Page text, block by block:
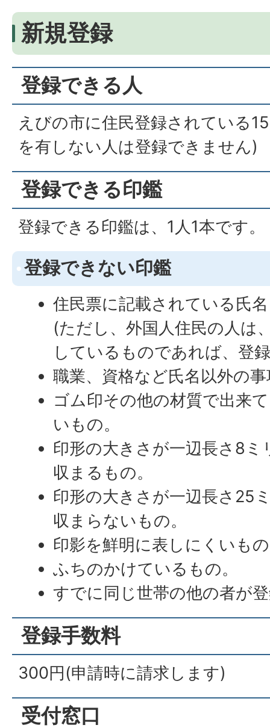
新規登録
登録できる人
えびの市に住民登録されている
を有しない人は登録できません)
登録できる印鑑
登録できる印鑑は、1人1本です。
登録できない印鑑
住民票に記載されている氏
(ただし、外国人住民の人は
しているものであれば、登
職業、資格など氏名以外の
ゴム印その他の材質で出来
いもの。
印形の大きさが一辺長さ8ミ
収まるもの。
印形の大きさが一辺長さ25
収まらないもの。
印影を鮮明に表しにくいも
ふちのかけているもの。
すでに同じ世帯の他の者が
登録手数料
300円(申請時に請求します)
受付窓口